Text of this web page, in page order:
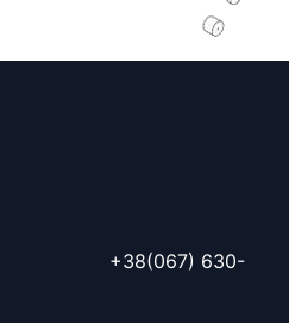
33, +38(067) 630-